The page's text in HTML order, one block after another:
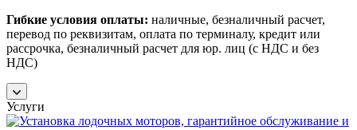
Гибкие условия оплаты: наличные, безналичный расчет,
перевод по реквизитам, оплата по терминалу, кредит или
рассрочка, безналичный расчет для юр. лиц (с НДС и без
НДС)
Услуги